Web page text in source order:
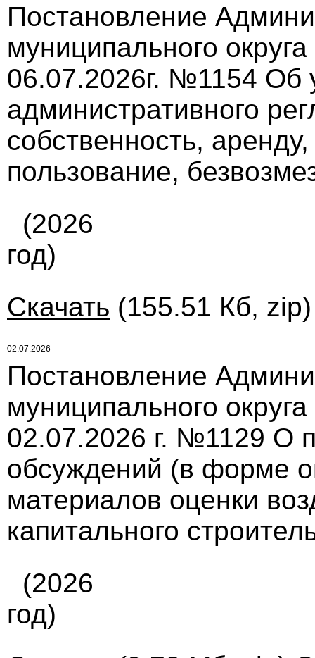
Постановление
муниципального
06.07.2026г. №1154 Об
административного
собственность,
пользование,
(2026
год)
Скачать (155.51 Кб,
02.07.2026
Постановление
муниципального
02.07.2026 г. №1129 О
обсуждений (в форме
материалов оценки
капитального
(2026
год)